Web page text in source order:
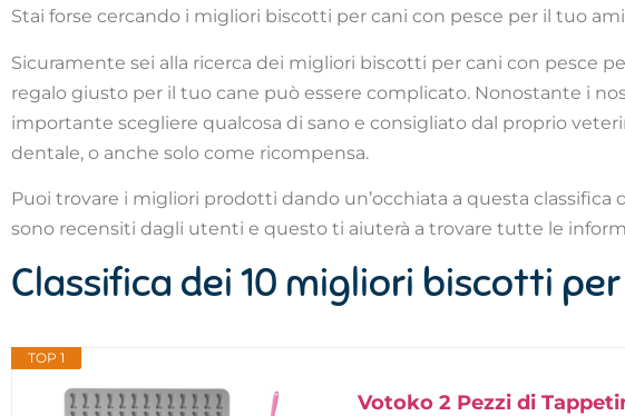
Stai forse cercando i migliori biscotti per cani con pesce per il tuo
Sicuramente sei alla ricerca dei migliori biscotti per cani con pesce
regalo giusto per il tuo cane può essere complicato. Nonostante i
importante scegliere qualcosa di sano e consigliato dal proprio
dentale, o anche solo come ricompensa.
Puoi trovare i migliori prodotti dando un’occhiata a questa
sono recensiti dagli utenti e questo ti aiuterà a trovare tutte le
Classifica dei 10 migliori biscotti
TOP 1
Votoko 2 Pezzi di